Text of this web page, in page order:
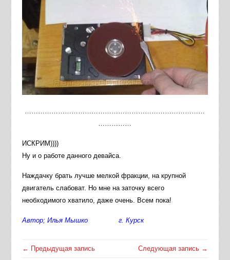
ИСКРИМ))))
Ну и о работе данного девайса.
Наждачку брать лучше мелкой фракции, на крупной
двигатель слабоват. Но мне на заточку всего
необходимого хватило, даже очень. Всем пока!
Автор; Илья Мышко г. Курск
← Предыдущая запись Следующая запись →